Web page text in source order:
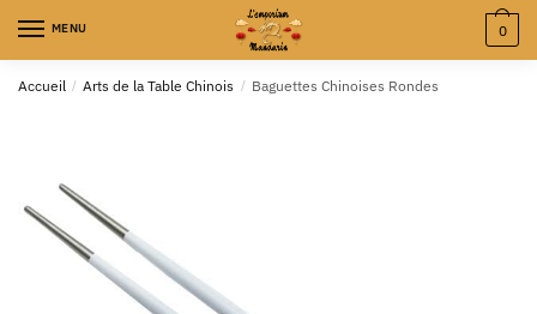
MENU 0
Accueil / Arts de la Table Chinois / Baguettes Chinoises Rondes